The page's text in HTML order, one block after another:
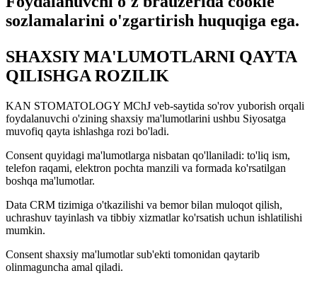
sozlamalarini o'zgartirish huquqiga ega.
SHAXSIY MA'LUMOTLARNI QAYTA
QILISHGA ROZILIK
KAN STOMATOLOGY MChJ veb-saytida so'rov yuborish orqali
foydalanuvchi o'zining shaxsiy ma'lumotlarini ushbu Siyosatga
muvofiq qayta ishlashga rozi bo'ladi.
Consent quyidagi ma'lumotlarga nisbatan qo'llaniladi: to'liq ism,
telefon raqami, elektron pochta manzili va formada ko'rsatilgan
boshqa ma'lumotlar.
Data CRM tizimiga o'tkazilishi va bemor bilan muloqot qilish,
uchrashuv tayinlash va tibbiy xizmatlar ko'rsatish uchun ishlatilishi
mumkin.
Consent shaxsiy ma'lumotlar sub'ekti tomonidan qaytarib
olinmaguncha amal qiladi.